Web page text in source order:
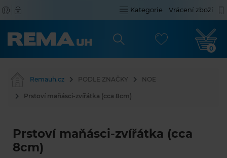
Kategorie Vrácení zboží
0
Remauh.cz PODLE ZNAČKY NOE
Prstoví maňásci-zvířátka (cca 8cm)
Prstoví maňásci-zvířátka (cca
8cm)